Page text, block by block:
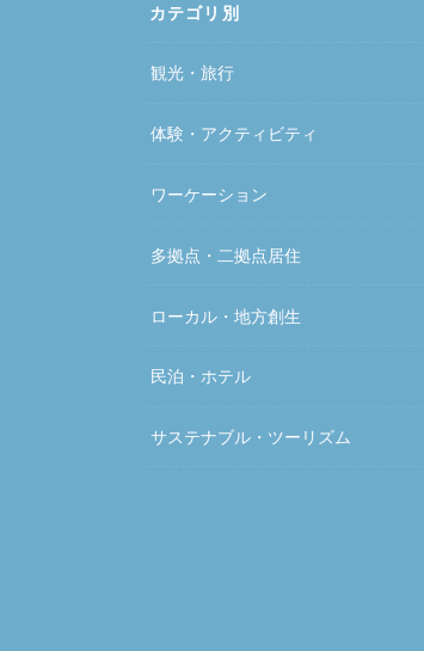
カテゴリ別
観光・旅行
体験・アクティビティ
ワーケーション
多拠点・二拠点居住
ローカル・地方創生
民泊・ホテル
サステナブル・ツーリズム